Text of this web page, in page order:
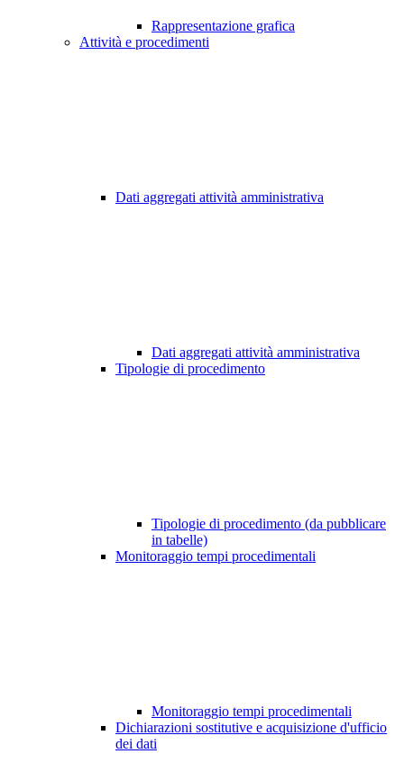
Rappresentazione grafica
Attività e procedimenti
Dati aggregati attività amministrativa
Dati aggregati attività amministrativa
Tipologie di procedimento
Tipologie di procedimento (da pubblicare
in tabelle)
Monitoraggio tempi procedimentali
Monitoraggio tempi procedimentali
Dichiarazioni sostitutive e acquisizione d'ufficio
dei dati